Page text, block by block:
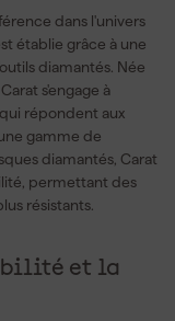
dans l'univers
établie grâce à une
diamantés. Née
s'engage à
répondent aux
gamme de
diamantés, Carat
permettant des
résistants.
et la